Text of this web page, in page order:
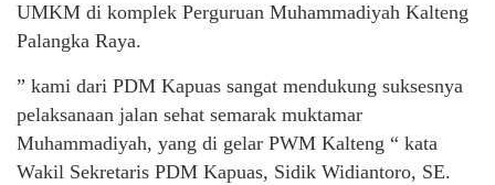
UMKM di komplek Perguruan Muhammadiyah Kalteng
Palangka Raya.
” kami dari PDM Kapuas sangat mendukung suksesnya
pelaksanaan jalan sehat semarak muktamar
Muhammadiyah, yang di gelar PWM Kalteng “ kata
Wakil Sekretaris PDM Kapuas, Sidik Widiantoro, SE.